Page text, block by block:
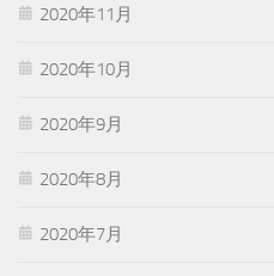
2020年11月
2020年10月
2020年9月
2020年8月
2020年7月